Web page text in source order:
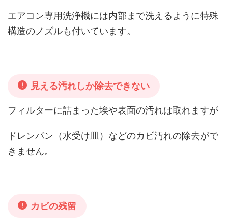
エアコン専用洗浄機には内部まで洗えるように特殊
構造のノズルも付いています。
見える汚れしか除去できない
フィルターに詰まった埃や表面の汚れは取れますが
ドレンパン（水受け皿）などのカビ汚れの除去がで
きません。
カビの残留